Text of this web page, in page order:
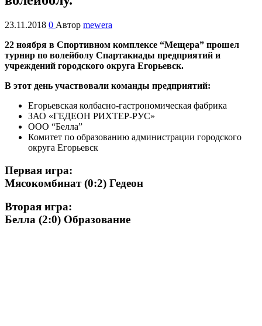
23.11.2018 0 Автор mewera
22 ноября в Спортивном комплексе “Мещера” прошел
турнир по волейболу Спартакиады предприятий и
учреждений городского округа Егорьевск.
В этот день участвовали команды предприятий:
Егорьевская колбасно-гастрономическая фабрика
ЗАО «ГЕДЕОН РИХТЕР-РУС»
ООО “Белла”
Комитет по образованию администрации городского
округа Егорьевск
Первая игра:
Мясокомбинат (0:2) Гедеон
Вторая игра:
Белла (2:0) Образование